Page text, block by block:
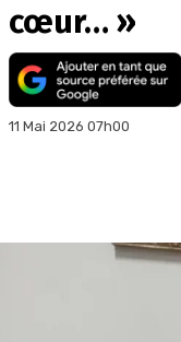
cœur… »
11 Mai 2026 07h00